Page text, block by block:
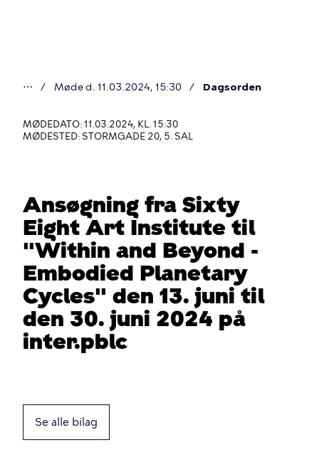
er
her
⋯ Møde d. 11.03.2024, 15:30 Dagsorden
MØDEDATO: 11.03.2024, KL. 15:30
MØDESTED: STORMGADE 20, 5. SAL
Ansøgning fra Sixty
Eight Art Institute til
"Within and Beyond -
Embodied Planetary
Cycles" den 13. juni til
den 30. juni 2024 på
inter.pblc
Se alle bilag